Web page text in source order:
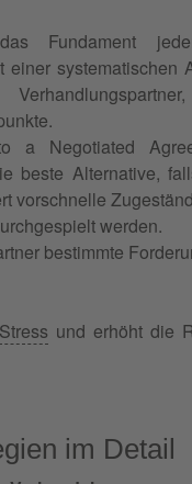
Fundament
a Negotiated
beste Alternative,
vorschnelle
werden.
bestimmte
Stress und erhöht die
im Detail